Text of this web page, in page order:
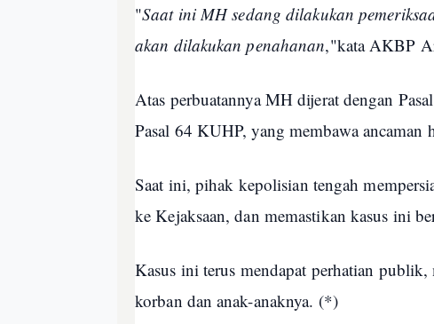
"Saat ini MH sedang dilakukan
akan dilakukan penahanan,"kata AKBP
Atas perbuatannya MH dijerat dengan
Pasal 64 KUHP, yang membawa
Saat ini, pihak kepolisian tengah
ke Kejaksaan, dan memastikan kasus ini
Kasus ini terus mendapat perhatian
korban dan anak-anaknya. (*)